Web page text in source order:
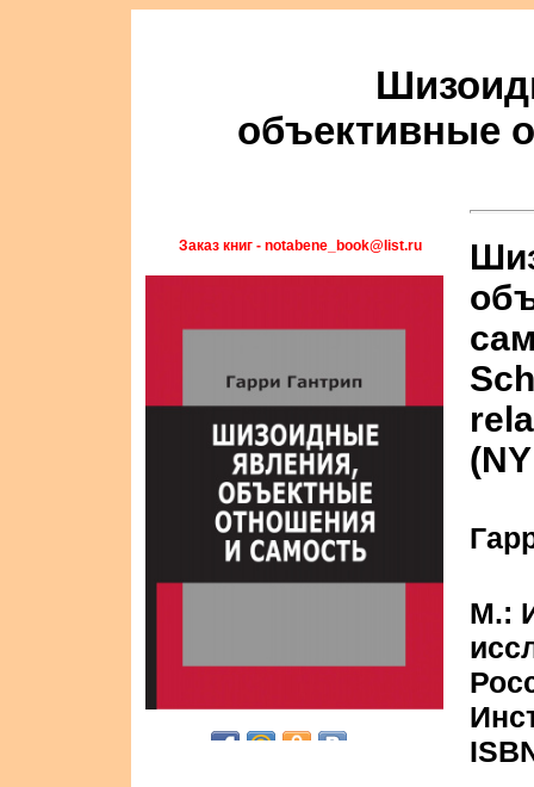
объективные
Заказ книг - notabene_book@list.ru
М.: